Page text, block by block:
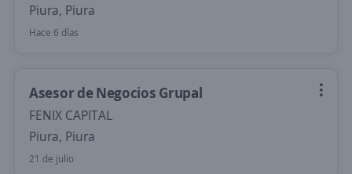
Piura, Piura
Hace 6 días
Asesor de Negocios Grupal
FENIX CAPITAL
Piura, Piura
21 de julio